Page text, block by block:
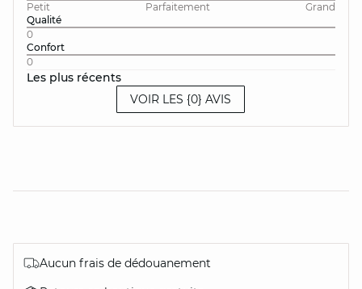
Petit
Parfaitement
Grand
Qualité
0
Confort
0
Les plus récents
VOIR LES {0} AVIS
Aucun frais de dédouanement